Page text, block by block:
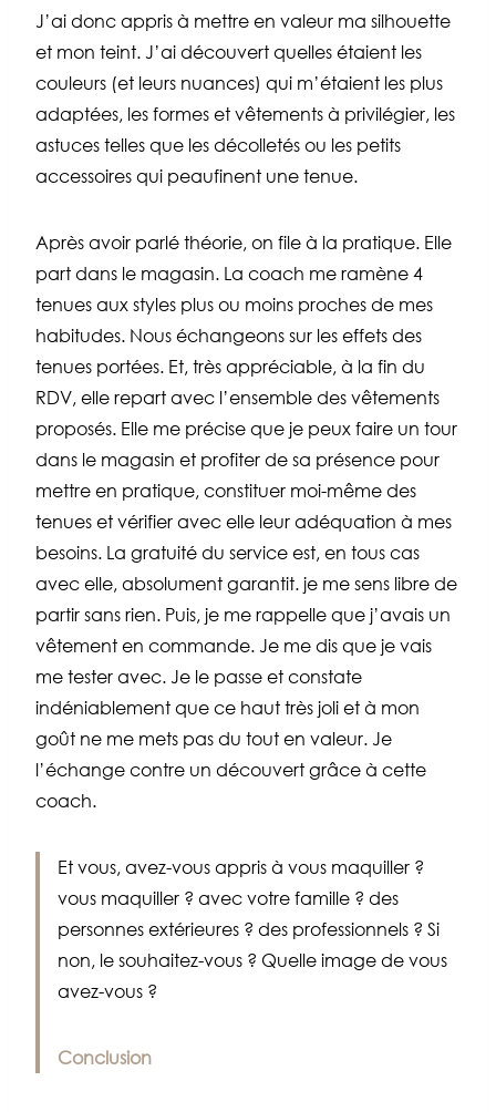
J’ai donc appris à mettre en valeur ma silhouette
et mon teint. J’ai découvert quelles étaient les
couleurs (et leurs nuances) qui m’étaient les plus
adaptées, les formes et vêtements à privilégier, les
astuces telles que les décolletés ou les petits
accessoires qui peaufinent une tenue.
Après avoir parlé théorie, on file à la pratique. Elle
part dans le magasin. La coach me ramène 4
tenues aux styles plus ou moins proches de mes
habitudes. Nous échangeons sur les effets des
tenues portées. Et, très appréciable, à la fin du
RDV, elle repart avec l’ensemble des vêtements
proposés. Elle me précise que je peux faire un tour
dans le magasin et profiter de sa présence pour
mettre en pratique, constituer moi-même des
tenues et vérifier avec elle leur adéquation à mes
besoins. La gratuité du service est, en tous cas
avec elle, absolument garantit. je me sens libre de
partir sans rien. Puis, je me rappelle que j’avais un
vêtement en commande. Je me dis que je vais
me tester avec. Je le passe et constate
indéniablement que ce haut très joli et à mon
goût ne me mets pas du tout en valeur. Je
l’échange contre un découvert grâce à cette
coach.
Et vous, avez-vous appris à vous maquiller ?
vous maquiller ? avec votre famille ? des
personnes extérieures ? des professionnels ? Si
non, le souhaitez-vous ? Quelle image de vous
avez-vous ?
Conclusion